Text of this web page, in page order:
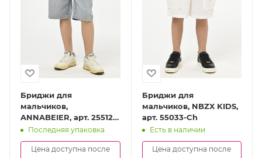
Бриджи для
мальчиков,
ANNABEIER, арт. 25512-
ChПоследняя упаковка
Цена доступна после
Бриджи для
мальчиков, NBZX KIDS,
арт. 55033-Ch
Есть в наличии
Цена доступна после